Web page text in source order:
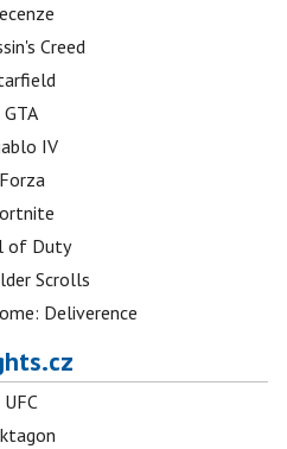
Creed
GTA
IV
Forza
of Duty
Scrolls
Deliverence
UFC